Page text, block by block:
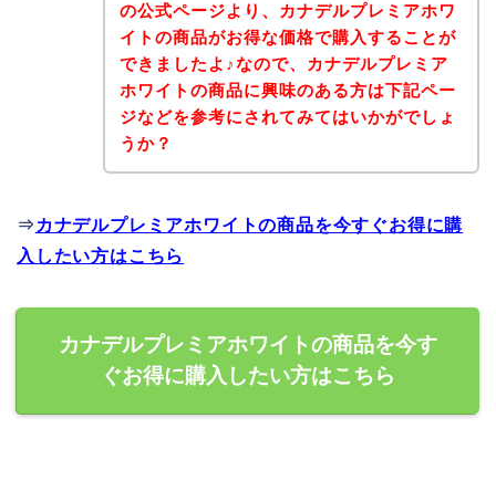
の公式ページより、カナデルプレミアホワ
イトの商品がお得な価格で購入することが
できましたよ♪なので、カナデルプレミア
ホワイトの商品に興味のある方は下記ペー
ジなどを参考にされてみてはいかがでしょ
うか？
⇒ カナデルプレミアホワイトの商品を今すぐお得に購
入したい方はこちら
カナデルプレミアホワイトの商品を今す
ぐお得に購入したい方はこちら